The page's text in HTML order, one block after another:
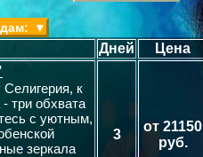
▼
Дней Цена
к
три обхвата
с уютным,
зеркала
3
от 21150
руб.